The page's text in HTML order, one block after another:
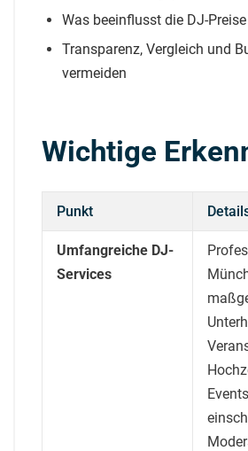
Was beeinflusst die DJ-
Transparenz, Vergleich und
vermeiden
Wichtige
Punkt
Umfangreiche DJ-
Services